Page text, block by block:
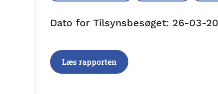
Dato for Tilsynsbesøget: 26-03-
Læs rapporten